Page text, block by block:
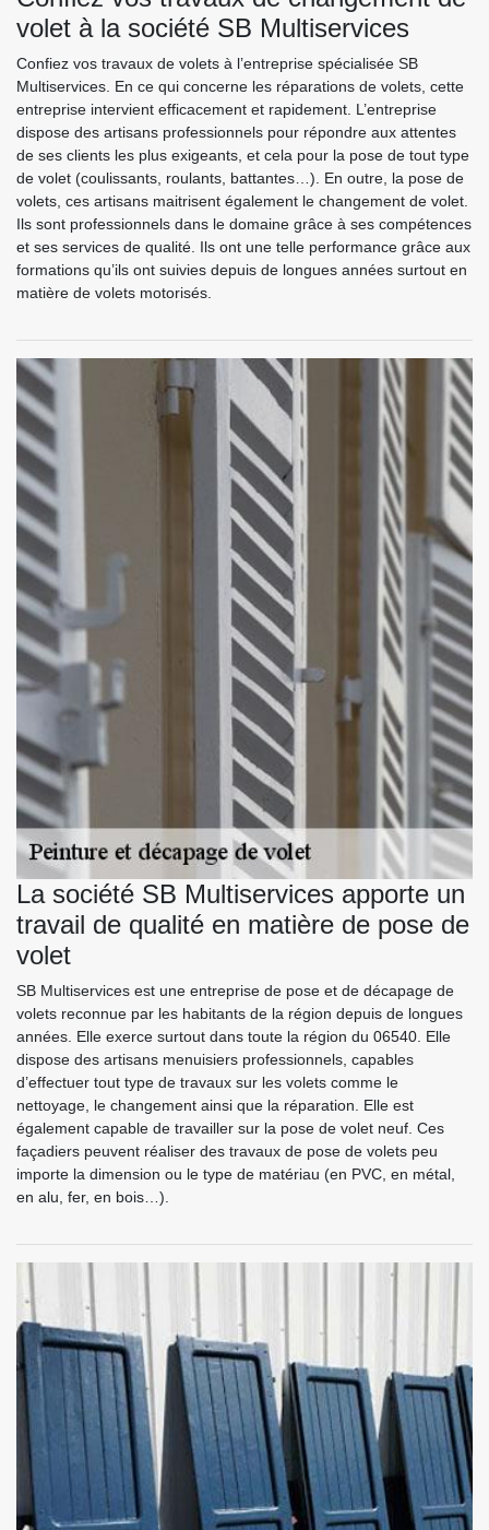
volet à la société SB Multiservices
Confiez vos travaux de volets à l’entreprise spécialisée SB
Multiservices. En ce qui concerne les réparations de volets, cette
entreprise intervient efficacement et rapidement. L’entreprise
dispose des artisans professionnels pour répondre aux attentes
de ses clients les plus exigeants, et cela pour la pose de tout type
de volet (coulissants, roulants, battantes…). En outre, la pose de
volets, ces artisans maitrisent également le changement de volet.
Ils sont professionnels dans le domaine grâce à ses compétences
et ses services de qualité. Ils ont une telle performance grâce aux
formations qu’ils ont suivies depuis de longues années surtout en
matière de volets motorisés.
La société SB Multiservices apporte un
travail de qualité en matière de pose de
volet
SB Multiservices est une entreprise de pose et de décapage de
volets reconnue par les habitants de la région depuis de longues
années. Elle exerce surtout dans toute la région du 06540. Elle
dispose des artisans menuisiers professionnels, capables
d’effectuer tout type de travaux sur les volets comme le
nettoyage, le changement ainsi que la réparation. Elle est
également capable de travailler sur la pose de volet neuf. Ces
façadiers peuvent réaliser des travaux de pose de volets peu
importe la dimension ou le type de matériau (en PVC, en métal,
en alu, fer, en bois…).